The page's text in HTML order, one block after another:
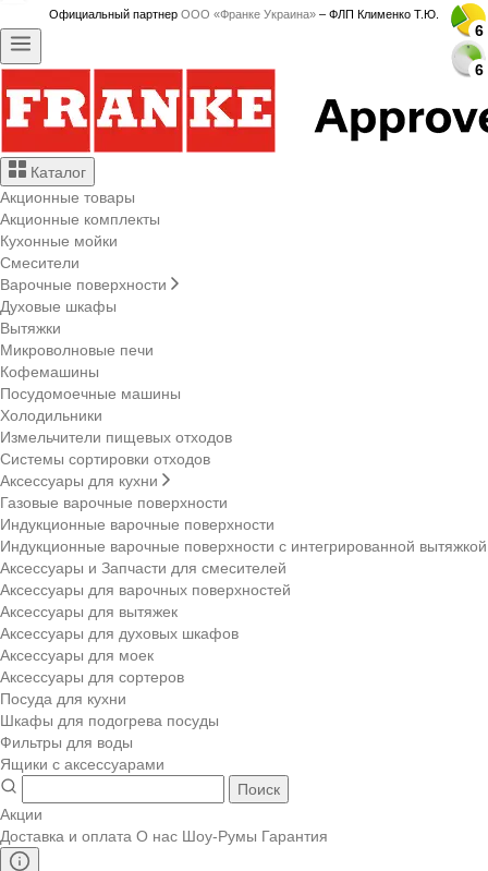
Официальный партнер ООО «Франке Украина» – ФЛП Клименко Т.Ю.
Каталог
Акционные товары
Акционные комплекты
Кухонные мойки
Смесители
Варочные поверхности
Духовые шкафы
Вытяжки
Микроволновые печи
Кофемашины
Посудомоечные машины
Холодильники
Измельчители пищевых отходов
Системы сортировки отходов
Аксессуары для кухни
Газовые варочные поверхности
Индукционные варочные поверхности
Индукционные варочные поверхности с интегрированной вытяжкой
Аксессуары и Запчасти для смесителей
Аксессуары для варочных поверхностей
Аксессуары для вытяжек
Аксессуары для духовых шкафов
Аксессуары для моек
Аксессуары для сортеров
Посуда для кухни
Шкафы для подогрева посуды
Фильтры для воды
Ящики с аксессуарами
Поиск
Акции
Доставка и оплата О нас Шоу-Румы Гарантия
6
6
6
6
6
6
6
6
6
6
6
6
6
6
6
6
6
6
6
6
6
6
6
6
6
6
6
6
6
6
6
6
6
6
6
6
6
6
6
6
6
6
6
6
6
6
6
6
6
6
6
6